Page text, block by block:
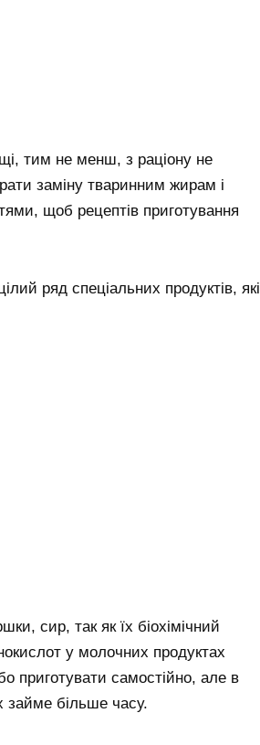
тим не менш, з раціону не
заміну тваринним жирам і
щоб рецептів приготування
ряд спеціальних продуктів, які
сир, так як їх біохімічний
у молочних продуктах
приготувати самостійно, але в
займе більше часу.